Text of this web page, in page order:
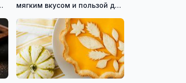
мягким вкусом и пользой для